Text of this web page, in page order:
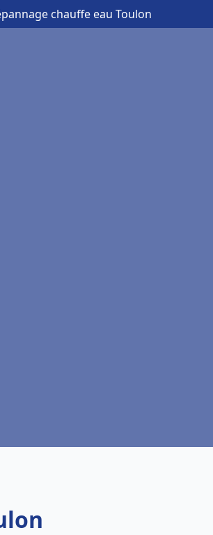
chauffe eau Toulon